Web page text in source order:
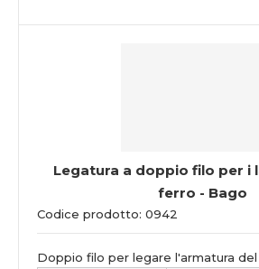
Legatura a doppio filo per i
ferro - Bago
Codice prodotto: 0942
Doppio filo per legare l'armatura